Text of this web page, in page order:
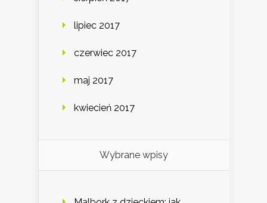
lipiec 2017
czerwiec 2017
maj 2017
kwiecień 2017
Wybrane wpisy